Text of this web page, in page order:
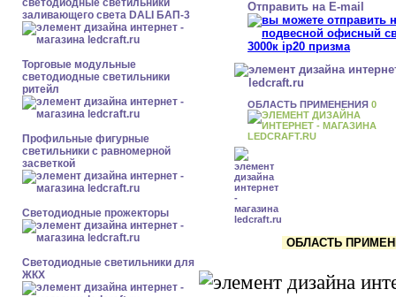
светодиодные светильники
заливающего света DALI БАП-3
Торговые модульные
светодиодные светильники
ритейл
Профильные фигурные
светильники с равномерной
засветкой
Светодиодные прожекторы
Светодиодные светильники для
ЖКХ
Отправить на E-mail
ОБЛАСТЬ ПРИМЕНЕНИЯ 0
ОБЛАСТЬ